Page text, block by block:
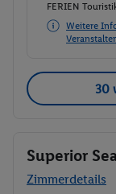
FERIEN
Weitere
30
Superior
Zimmerdetails